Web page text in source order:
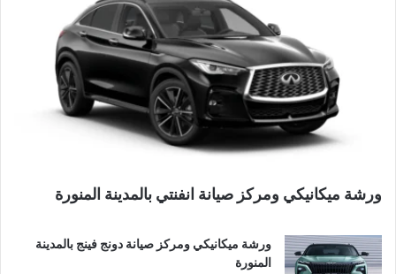
ورشة ميكانيكي ومركز صيانة انفنتي بالمدينة المنورة
ورشة ميكانيكي ومركز صيانة دونج فينج بالمدينة
المنورة